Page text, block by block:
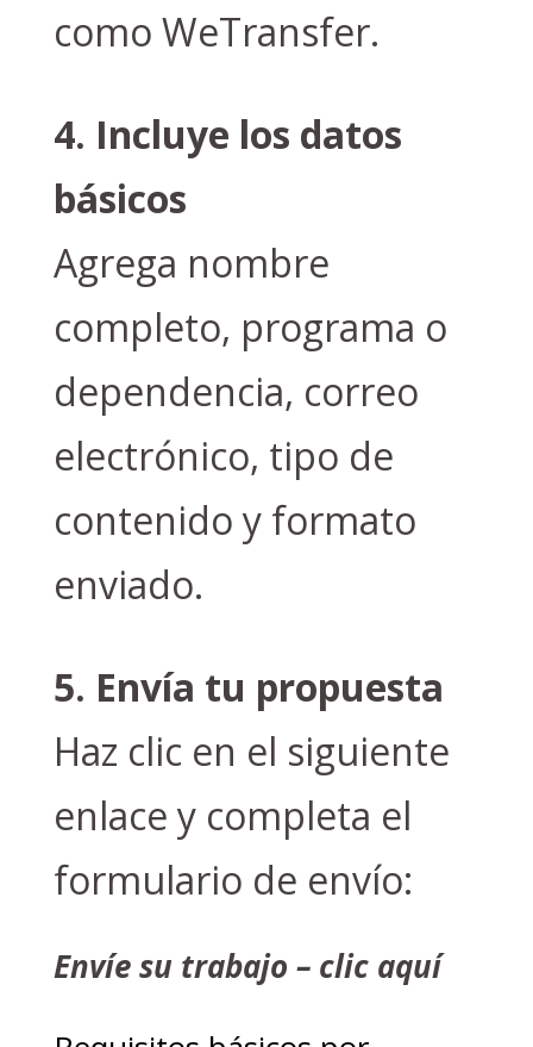
como WeTransfer.
4. Incluye los datos
básicos
Agrega nombre
completo, programa o
dependencia, correo
electrónico, tipo de
contenido y formato
enviado.
5. Envía tu propuesta
Haz clic en el siguiente
enlace y completa el
formulario de envío:
Envíe su trabajo – clic aquí